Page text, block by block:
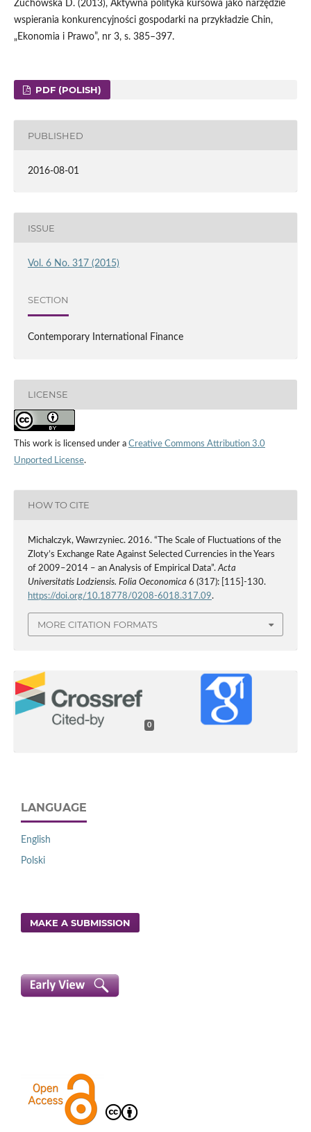
Żuchowska D. (2013), Aktywna polityka kursowa jako narzędzie
wspierania konkurencyjności gospodarki na przykładzie Chin,
„Ekonomia i Prawo”, nr 3, s. 385–397.
PDF (POLISH)
PUBLISHED
2016-08-01
ISSUE
Vol. 6 No. 317 (2015)
SECTION
Contemporary International Finance
LICENSE
This work is licensed under a Creative Commons Attribution 3.0
Unported License.
HOW TO CITE
Michalczyk, Wawrzyniec. 2016. “The Scale of Fluctuations of the
Zloty’s Exchange Rate Against Selected Currencies in the Years
of 2009–2014 – an Analysis of Empirical Data”. Acta
Universitatis Lodziensis. Folia Oeconomica 6 (317): [115]-130.
https://doi.org/10.18778/0208-6018.317.09.
MORE CITATION FORMATS
0
LANGUAGE
English
Polski
MAKE A SUBMISSION